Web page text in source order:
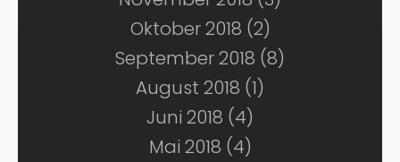
Oktober 2018 (2)
September 2018 (8)
August 2018 (1)
Juni 2018 (4)
Mai 2018 (4)